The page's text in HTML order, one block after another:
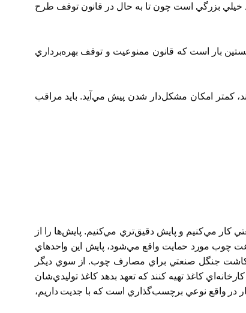
خيلي بزرگي است چون تا به حال در قانون توقف طرح
بار است كه قانون ممنوعيت و توقف بهره‌برداري
كمتر امكان مشكل‌دار شدن پيش مي‌آيد. بايد مراقب
كار مي‌كنيم و پايش دقيق‌تري مي‌كنيم. پايش‌ها را از
چوب مورد حمايت واقع مي‌شود، پايش اين واحدهاي
كاشت جنگل صنعتي براي مصارف چوب. از سوي ديگر
كاغذ تهيه كنند كه تعهد بدهد كاغذ توليدي‌شان
در واقع نوعي برچسب‌گذاري است كه با جديت داريم،